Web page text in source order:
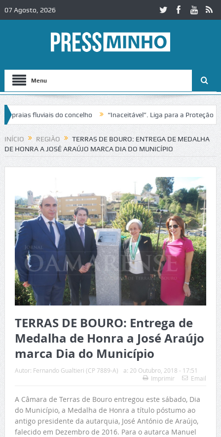
07 Agosto, 2026
Menu
fluviais do concelho “Inaceitável”. Liga para a Proteção da
trânsito no IC2 em Alcobaça Igreja do Castelo de Cerveira
INÍCIO REGIÃO
TERRAS DE BOURO: ENTREGA DE MEDALHA
DE HONRA A JOSÉ ARAÚJO MARCA DIA DO MUNICÍPIO
TERRAS DE BOURO: Entrega de
Medalha de Honra a José Araújo
marca Dia do Município
Autor: Fernando Gualtieri (CP 7889-A) a: 20 Outubro, 2018 - 17:51
Imprimir
Email
A Câmara de Terras de Bouro entregou este sábado, Dia
do Município, a Medalha de Honra a título póstumo ao
antigo presidente da autarquia, José António de Araújo,
falecido em Dezembro de 2016. Para o autarca Manuel